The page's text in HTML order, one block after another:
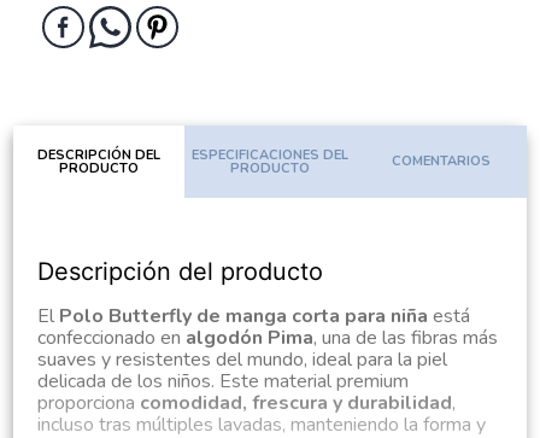
DESCRIPCIÓN DEL
PRODUCTO
ESPECIFICACIONES DEL
PRODUCTO COMENTARIOS
Descripción del producto
El Polo Butterfly de manga corta para niña está
confeccionado en algodón Pima, una de las fibras más
suaves y resistentes del mundo, ideal para la piel
delicada de los niños. Este material premium
proporciona comodidad, frescura y durabilidad,
incluso tras múltiples lavadas, manteniendo la forma y